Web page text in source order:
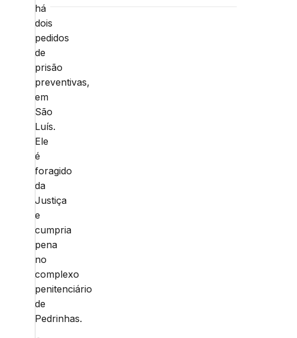
há
dois
pedidos
de
prisão
preventivas,
em
São
Luís.
Ele
é
foragido
da
Justiça
e
cumpria
pena
no
complexo
penitenciário
de
Pedrinhas.